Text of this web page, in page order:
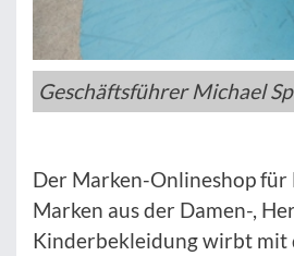
Geschäftsführer Michael
Der Marken-Onlineshop für
Marken aus der Damen-,
Kinderbekleidung wirbt mit